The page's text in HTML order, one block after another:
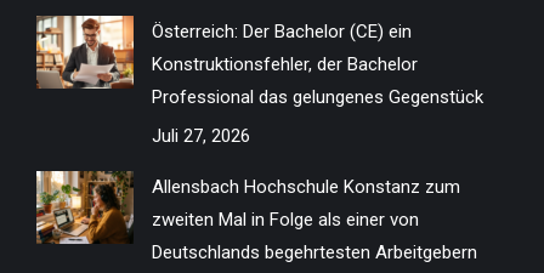
in
new
window
in
new
window
in
new
window
new
window
new
window
new
window
new
window
new
window
Österreich: Der Bachelor (CE) ein
Konstruktionsfehler, der Bachelor
Professional das gelungenes Gegenstück
Juli 27, 2026
Allensbach Hochschule Konstanz zum
zweiten Mal in Folge als einer von
Deutschlands begehrtesten Arbeitgebern